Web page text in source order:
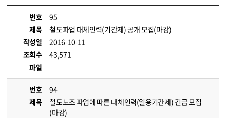
번호
95
제목
철도파업 대체인력(기간제) 공개 모집(마감)
작성일
2016-10-11
조회수
43,571
파일
번호
94
제목
철도노조 파업에 따른 대체인력(일용기간제) 긴급 모집
(마감)